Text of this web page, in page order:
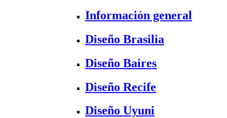
Información general
Diseño Brasilia
Diseño Baires
Diseño Recife
Diseño Uyuni